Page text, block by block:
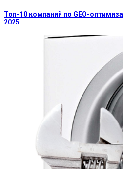
Топ-10 компаний по GEO-
2025